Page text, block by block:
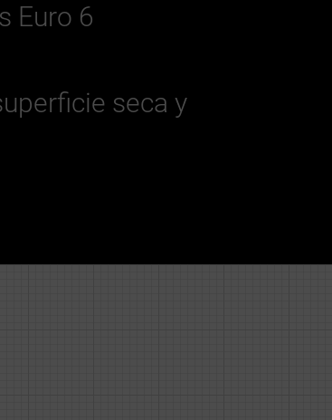
Euro 6
seca y